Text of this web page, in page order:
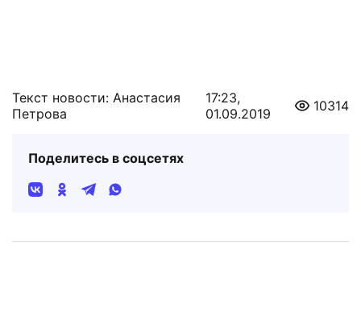
Текст новости: Анастасия
Петрова
17:23,
01.09.2019
10314
Поделитесь в соцсетях